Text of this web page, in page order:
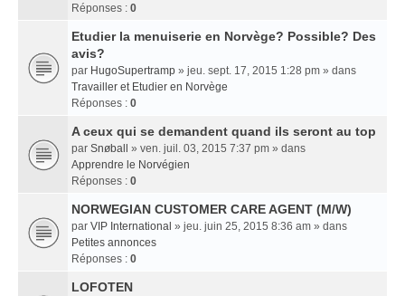
Réponses : 0
Etudier la menuiserie en Norvège? Possible? Des
avis?
par HugoSupertramp » jeu. sept. 17, 2015 1:28 pm » dans
Travailler et Etudier en Norvège
Réponses : 0
A ceux qui se demandent quand ils seront au top
par Snøball
» ven. juil. 03, 2015 7:37 pm » dans
Apprendre le Norvégien
Réponses : 0
NORWEGIAN CUSTOMER CARE AGENT (M/W)
par VIP International » jeu. juin 25, 2015 8:36 am » dans
Petites annonces
Réponses : 0
LOFOTEN